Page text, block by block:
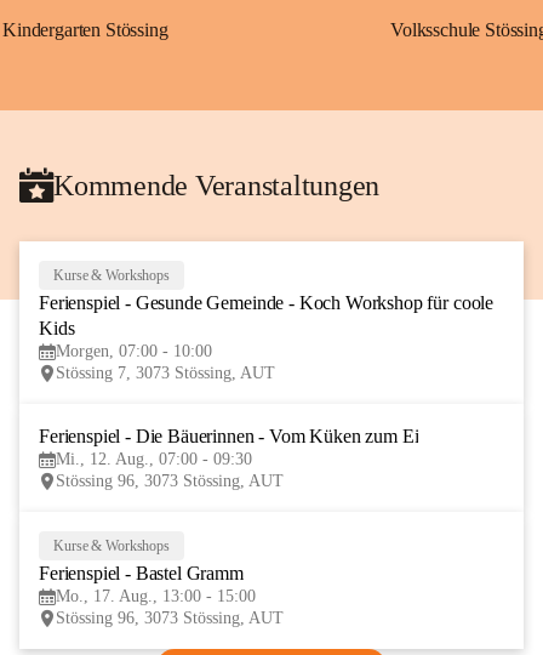
Kindergarten Stössing Volksschule
Kommende Veranstaltungen
AUG
Kurse & Workshops
Ferienspiel - Gesunde Gemeinde - Koch Workshop für coole
Kids
Morgen, 07:00 - 10:00
Stössing 7, 3073 Stössing, AUT
Ferienspiel - Die Bäuerinnen - Vom Küken zum Ei
Mi., 12. Aug., 07:00 - 09:30
Stössing 96, 3073 Stössing, AUT
Kurse & Workshops
Ferienspiel - Bastel Gramm
Mo., 17. Aug., 13:00 - 15:00
Stössing 96, 3073 Stössing, AUT